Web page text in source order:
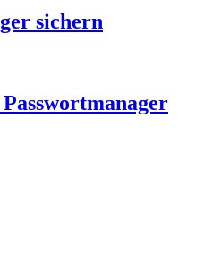
sichern